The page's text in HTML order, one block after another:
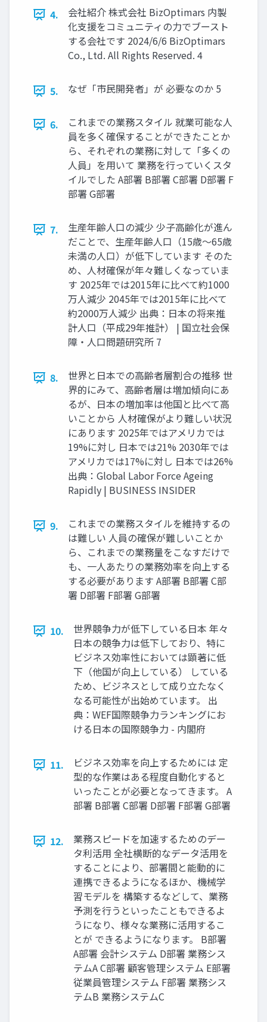
4.
会社紹介 株式会社 BizOptimars 内製
化支援をコミュニティの力でブースト
する会社です 2024/6/6 BizOptimars
Co., Ltd. All Rights Reserved. 4
5. なぜ「市民開発者」が 必要なのか 5
6.
これまでの業務スタイル 就業可能な人
員を多く確保することができたことか
ら、それぞれの業務に対して「多くの
人員」を用いて 業務を行っていくスタ
イルでした A部署 B部署 C部署 D部署 F
部署 G部署
7.
生産年齢人口の減少 少子高齢化が進ん
だことで、生産年齢人口（15歳～65歳
未満の人口）が低下しています そのた
め、人材確保が年々難しくなっていま
す 2025年では2015年に比べて約1000
万人減少 2045年では2015年に比べて
約2000万人減少 出典：日本の将来推
計人口（平成29年推計） | 国立社会保
障・人口問題研究所 7
8.
世界と日本での高齢者層割合の推移 世
界的にみて、高齢者層は増加傾向にあ
るが、日本の増加率は他国と比べて高
いことから 人材確保がより難しい状況
にあります 2025年ではアメリカでは
19%に対し 日本では21% 2030年では
アメリカでは17%に対し 日本では26%
出典：Global Labor Force Ageing
Rapidly | BUSINESS INSIDER
9.
これまでの業務スタイルを維持するの
は難しい 人員の確保が難しいことか
ら、これまでの業務量をこなすだけで
も、一人あたりの業務効率を向上する
する必要があります A部署 B部署 C部
署 D部署 F部署 G部署
10.
世界競争力が低下している日本 年々
日本の競争力は低下しており、特に
ビジネス効率性においては顕著に低
下（他国が向上している） している
ため、ビジネスとして成り立たなく
なる可能性が出始めています。 出
典：WEF国際競争力ランキングにお
ける日本の国際競争力 - 内閣府
11.
ビジネス効率を向上するためには 定
型的な作業はある程度自動化すると
いったことが必要となってきます。 A
部署 B部署 C部署 D部署 F部署 G部署
12.
業務スピードを加速するためのデー
タ利活用 全社横断的なデータ活用を
することにより、部署間と能動的に
連携できるようになるほか、機械学
習モデルを 構築するなどして、業務
予測を行うといったこともできるよ
うになり、様々な業務に活用するこ
とが できるようになります。 B部署
A部署 会計システム D部署 業務シス
テムA C部署 顧客管理システム E部署
従業員管理システム F部署 業務シス
テムB 業務システムC